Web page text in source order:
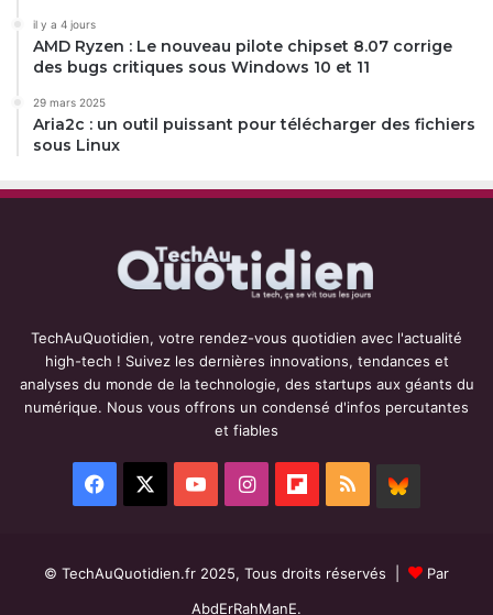
il y a 4 jours
AMD Ryzen : Le nouveau pilote chipset 8.07 corrige
des bugs critiques sous Windows 10 et 11
29 mars 2025
Aria2c : un outil puissant pour télécharger des fichiers
sous Linux
TechAuQuotidien, votre rendez-vous quotidien avec l'actualité
high-tech ! Suivez les dernières innovations, tendances et
analyses du monde de la technologie, des startups aux géants du
numérique. Nous vous offrons un condensé d'infos percutantes
et fiables
Facebook YouTubeInstagramFlipboard
RSS
© TechAuQuotidien.fr 2025, Tous droits réservés |
Par
AbdErRahManE.